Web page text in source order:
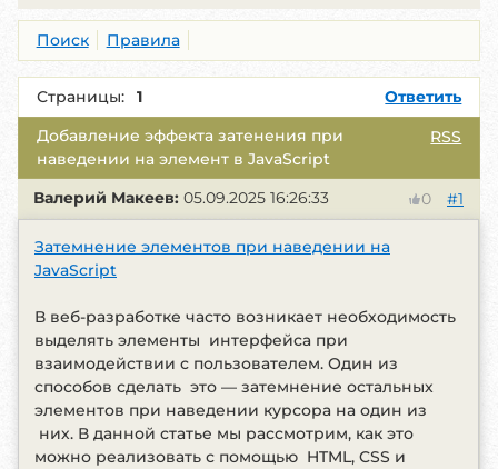
Поиск Правила
Страницы: 1
Ответить
RSS
Добавление эффекта затенения при
наведении на элемент в JavaScript
#1
0
Валерий Макеев: 05.09.2025 16:26:33
Затемнение элементов при наведении на
JavaScript
В веб-разработке часто возникает необходимость
выделять элементы интерфейса при
взаимодействии с пользователем. Один из
способов сделать это — затемнение остальных
элементов при наведении курсора на один из
них. В данной статье мы рассмотрим, как это
можно реализовать с помощью HTML, CSS и